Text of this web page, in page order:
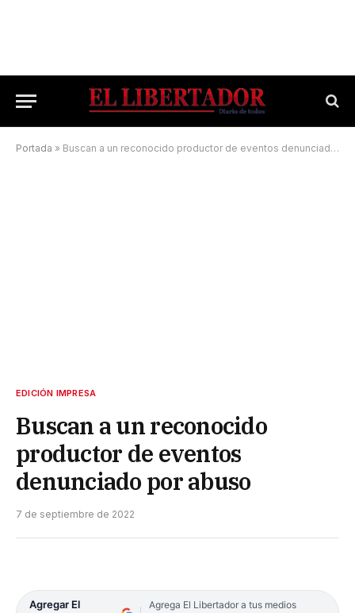
Portada » Buscan a un reconocido productor de eventos denunciado por abuso
EDICIÓN IMPRESA
Buscan a un reconocido
productor de eventos
denunciado por abuso
7 de septiembre de 2022
Agregar El
Agrega El Libertador a tus medios